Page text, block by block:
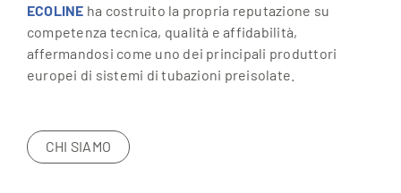
ECOLINE ha costruito la propria reputazione su
competenza tecnica, qualità e affidabilità,
affermandosi come uno dei principali produttori
europei di sistemi di tubazioni preisolate.
CHI SIAMO